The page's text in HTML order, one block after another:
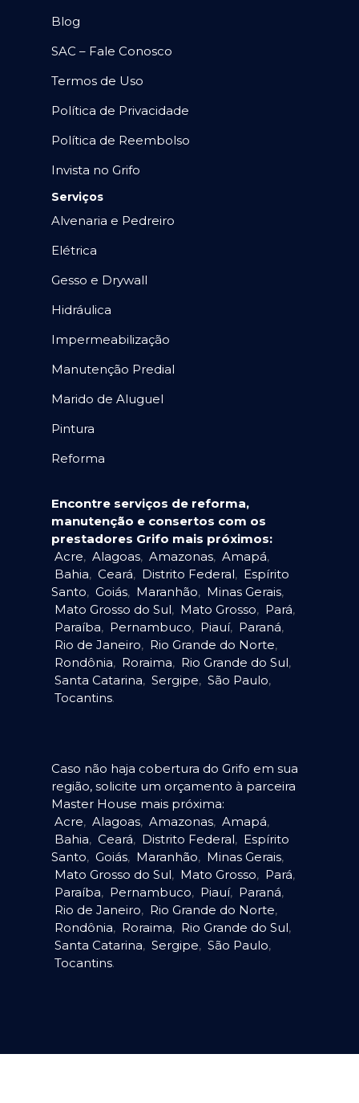
Blog
SAC – Fale Conosco
Termos de Uso
Política de Privacidade
Política de Reembolso
Invista no Grifo
Serviços
Alvenaria e Pedreiro
Elétrica
Gesso e Drywall
Hidráulica
Impermeabilização
Manutenção Predial
Marido de Aluguel
Pintura
Reforma
Encontre serviços de reforma,
manutenção e consertos com os
prestadores Grifo mais próximos:
Acre, Alagoas, Amazonas, Amapá,
Bahia, Ceará, Distrito Federal, Espírito
Santo, Goiás, Maranhão, Minas Gerais,
Mato Grosso do Sul, Mato Grosso, Pará,
Paraíba, Pernambuco, Piauí, Paraná,
Rio de Janeiro, Rio Grande do Norte,
Rondônia, Roraima, Rio Grande do Sul,
Santa Catarina, Sergipe, São Paulo,
Tocantins.
Caso não haja cobertura do Grifo em sua
região, solicite um orçamento à parceira
Master House mais próxima:
Acre, Alagoas, Amazonas, Amapá,
Bahia, Ceará, Distrito Federal, Espírito
Santo, Goiás, Maranhão, Minas Gerais,
Mato Grosso do Sul, Mato Grosso, Pará,
Paraíba, Pernambuco, Piauí, Paraná,
Rio de Janeiro, Rio Grande do Norte,
Rondônia, Roraima, Rio Grande do Sul,
Santa Catarina, Sergipe, São Paulo,
Tocantins.